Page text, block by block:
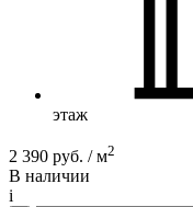
этаж
2 390 руб. / м2
В наличии
i